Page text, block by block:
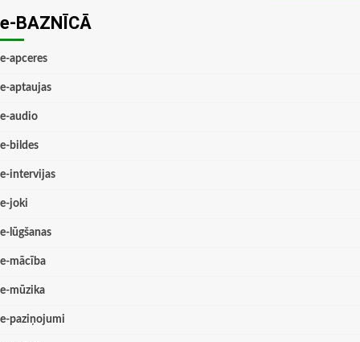
e-BAZNĪCĀ
e-apceres
e-aptaujas
e-audio
e-bildes
e-intervijas
e-joki
e-lūgšanas
e-mācība
e-mūzika
e-paziņojumi